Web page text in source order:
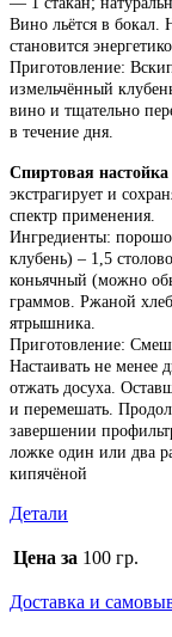
Вино льётся в
становится
Приготовление:
измельчённый
вино и тщательно
в течение дня.
Спиртовая
экстрагирует и
спектр применения.
Ингредиенты:
клубень) – 1,5
коньячный (можно
граммов. Ржаной хлеб
ятрышника.
Приготовление:
Настаивать не менее
отжать досуха.
и перемешать.
завершении
ложке один или два
кипячёной
Детали
Цена за 100 гр.
Доставка и